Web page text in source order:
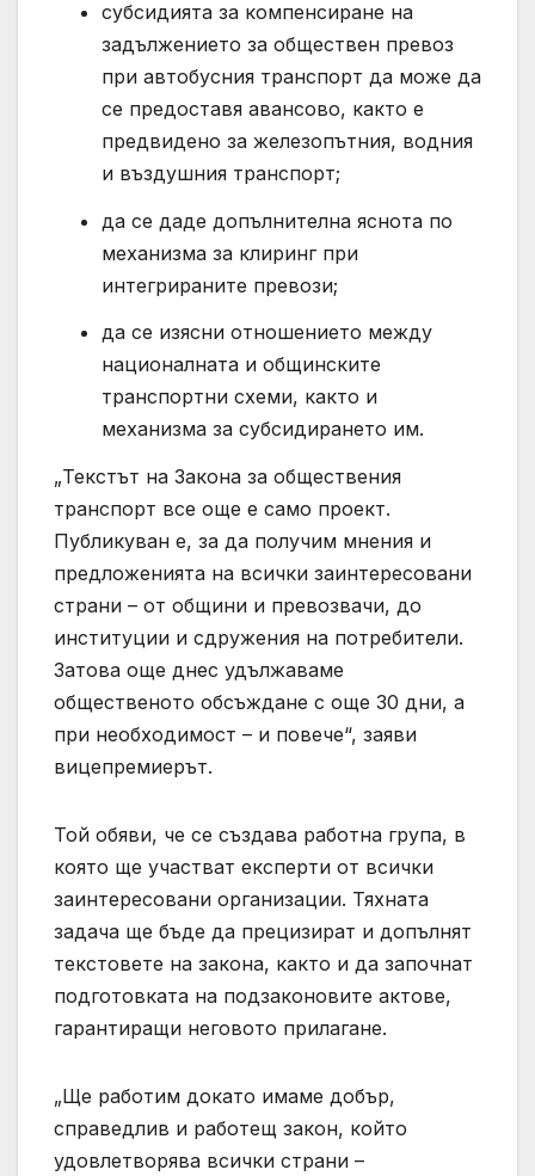
субсидията за компенсиране на
задължението за обществен превоз
при автобусния транспорт да може да
се предоставя авансово, както е
предвидено за железопътния, водния
и въздушния транспорт;
да се даде допълнителна яснота по
механизма за клиринг при
интегрираните превози;
да се изясни отношението между
националната и общинските
транспортни схеми, както и
механизма за субсидирането им.
„Текстът на Закона за обществения
транспорт все още е само проект.
Публикуван е, за да получим мнения и
предложенията на всички заинтересовани
страни – от общини и превозвачи, до
институции и сдружения на потребители.
Затова още днес удължаваме
общественото обсъждане с още 30 дни, а
при необходимост – и повече“, заяви
вицепремиерът.
Той обяви, че се създава работна група, в
която ще участват експерти от всички
заинтересовани организации. Тяхната
задача ще бъде да прецизират и допълнят
текстовете на закона, както и да започнат
подготовката на подзаконовите актове,
гарантиращи неговото прилагане.
„Ще работим докато имаме добър,
справедлив и работещ закон, който
удовлетворява всички страни –